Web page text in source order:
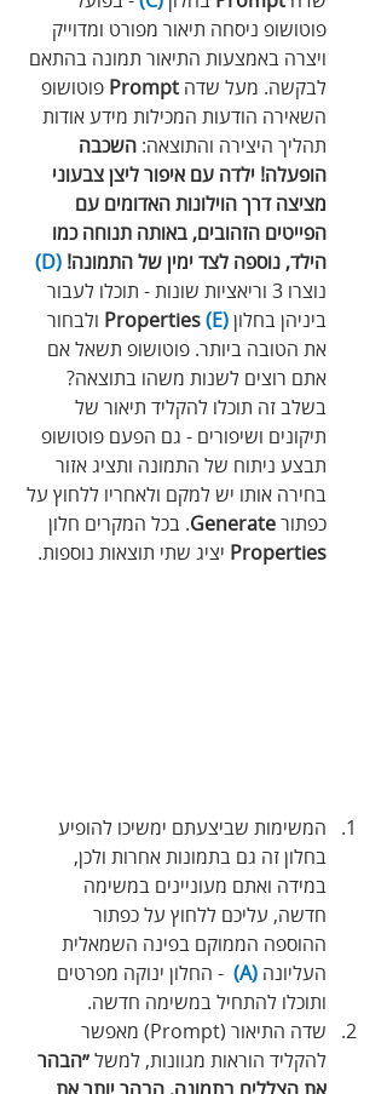
פוטושופ ניסחה תיאור מפורט ומדוייק
ויצרה באמצעות התיאור תמונה בהתאם
לבקשה. מעל שדה Prompt פוטושופ
השאירה הודעות המכילות מידע אודות
תהליך היצירה והתוצאה: השכבה
הופעלה! ילדה עם איפור ליצן צבעוני
מציצה דרך הוילונות האדומים עם
הפייטים הזהובים, באותה תנוחה כמו
הילד, נוספה לצד ימין של התמונה! (D)
נוצרו 3 וריאציות שונות - תוכלו לעבור
ביניהן בחלון (E)
Properties ולבחור
את הטובה ביותר. פוטושופ תשאל אם
אתם רוצים לשנות משהו בתוצאה?
בשלב זה תוכלו להקליד תיאור של
תיקונים ושיפורים - גם הפעם פוטושופ
תבצע ניתוח של התמונה ותציג אזור
בחירה אותו יש למקם ולאחריו ללחוץ על
כפתור Generate. בכל המקרים חלון
Properties יציג שתי תוצאות נוספות.
המשימות שביצעתם ימשיכו להופיע
בחלון זה גם בתמונות אחרות ולכן,
במידה ואתם מעוניינים במשימה
חדשה, עליכם ללחוץ על כפתור
ההוספה הממוקם בפינה השמאלית
העליונה (A)
  - החלון ינוקה מפרטים
ותוכלו להתחיל במשימה חדשה.
שדה התיאור (Prompt) מאפשר
להקליד הוראות מגוונות, למשל ״הבהר
את הצללים בתמונה, הבהר יותר את